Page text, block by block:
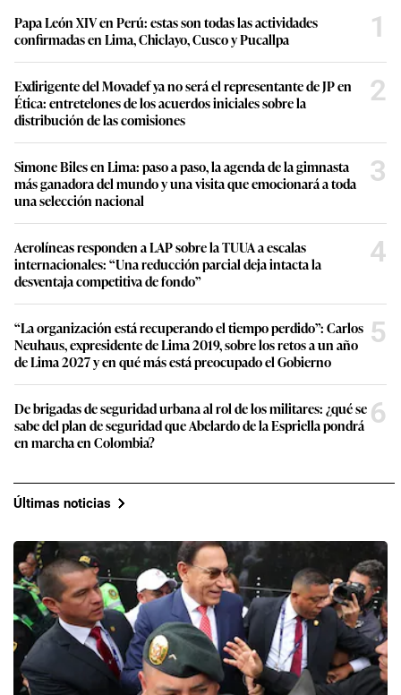
Papa León XIV en Perú: estas son todas las actividades
confirmadas en Lima, Chiclayo, Cusco y Pucallpa
1
Exdirigente del Movadef ya no será el representante de JP en
Ética: entretelones de los acuerdos iniciales sobre la
distribución de las comisiones
2
Simone Biles en Lima: paso a paso, la agenda de la gimnasta
más ganadora del mundo y una visita que emocionará a toda
una selección nacional
3
Aerolíneas responden a LAP sobre la TUUA a escalas
internacionales: “Una reducción parcial deja intacta la
desventaja competitiva de fondo”
4
“La organización está recuperando el tiempo perdido”: Carlos
Neuhaus, expresidente de Lima 2019, sobre los retos a un año
de Lima 2027 y en qué más está preocupado el Gobierno
5
De brigadas de seguridad urbana al rol de los militares: ¿qué se
sabe del plan de seguridad que Abelardo de la Espriella pondrá
en marcha en Colombia?
6
Últimas noticias